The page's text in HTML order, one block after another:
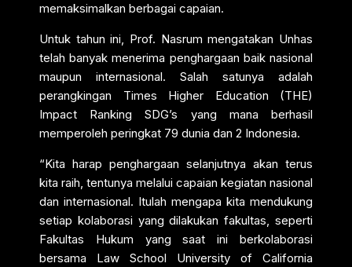
memaksimalkan berbagai capaian.
Untuk tahun ini, Prof. Nasrum mengatakan Unhas
telah banyak menerima penghargaan baik nasional
maupun internasional. Salah satunya adalah
perangkingan Times Higher Education (THE)
Impact Ranking SDG’s yang mana berhasil
memperoleh peringkat 79 dunia dan 2 Indonesia.
“Kita harap penghargaan selanjutnya akan terus
kita raih, tentunya melalui capaian kegiatan nasional
dan internasional. Itulah mengapa kita mendukung
setiap kolaborasi yang dilakukan fakultas, seperti
Fakultas Hukum yang saat ini berkolaborasi
bersama Law School University of California